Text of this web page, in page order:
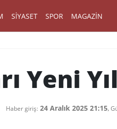
SIYASET SPOR MAGAZIN
Yeni
Haber giriş:24 Aralık 2025 21:15,